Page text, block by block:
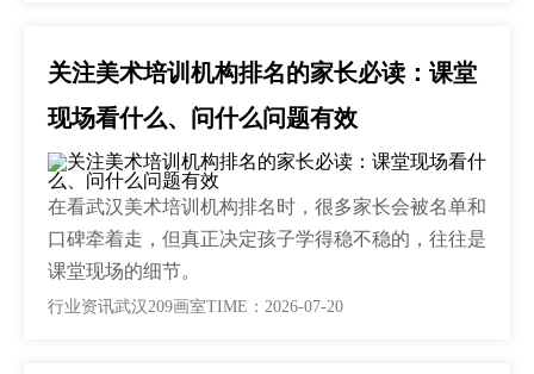
关注美术培训机构排名的家长必读：课堂
现场看什么、问什么问题有效
在看武汉美术培训机构排名时，很多家长会被名单和
口碑牵着走，但真正决定孩子学得稳不稳的，往往是
课堂现场的细节。
行业资讯武汉209画室TIME：2026-07-20